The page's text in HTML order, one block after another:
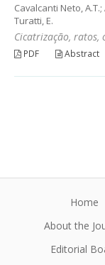
Cavalcanti Neto, A.T.;
Turatti, E.
Cicatrização, ratos,
PDF Abstract
Home
About the
Editorial